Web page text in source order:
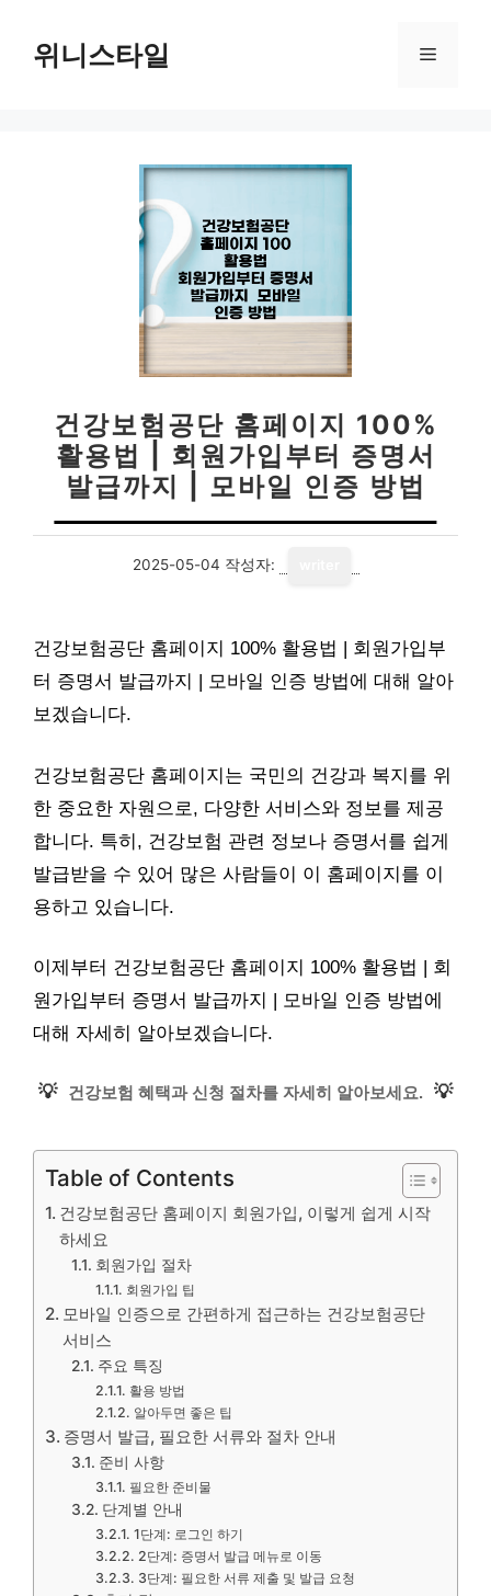
위니스타일 메
건강보험공단 홈페이지 100%
활용법 | 회원가입부터 증명서
발급까지 | 모바일 인증 방법
2025-05-04 작성자:
건강보험공단 홈페이지 100% 활용법 | 회원가입부
터 증명서 발급까지 | 모바일 인증 방법에 대해 알아
보겠습니다.
건강보험공단 홈페이지는 국민의 건강과 복지를 위
한 중요한 자원으로, 다양한 서비스와 정보를 제공
합니다. 특히, 건강보험 관련 정보나 증명서를 쉽게
발급받을 수 있어 많은 사람들이 이 홈페이지를 이
용하고 있습니다.
이제부터 건강보험공단 홈페이지 100% 활용법 | 회
원가입부터 증명서 발급까지 | 모바일 인증 방법에
대해 자세히 알아보겠습니다.
💡 건강보험 혜택과 신청 절차를 자세히 알아보세요. 💡
Table of Contents
건강보험공단 홈페이지 회원가입, 이렇게 쉽게 시작
하세요
회원가입 절차
회원가입 팁
모바일 인증으로 간편하게 접근하는 건강보험공단
서비스
주요 특징
활용 방법
알아두면 좋은 팁
증명서 발급, 필요한 서류와 절차 안내
준비 사항
필요한 준비물
단계별 안내
1단계: 로그인 하기
2단계: 증명서 발급 메뉴로 이동
3단계: 필요한 서류 제출 및 발급 요청